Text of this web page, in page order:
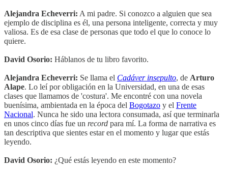
Alejandra Echeverri: A mi padre. Si conozco a alguien que sea
ejemplo de disciplina es él, una persona inteligente, correcta y muy
valiosa. Es de esa clase de personas que todo el que lo conoce lo
quiere.
David Osorio: Háblanos de tu libro favorito.
Alejandra Echeverri: Se llama el Cadáver insepulto, de Arturo
Alape. Lo leí por obligación en la Universidad, en una de esas
clases que llamamos de 'costura'. Me encontré con una novela
buenísima, ambientada en la época del Bogotazo y el Frente
Nacional. Nunca he sido una lectora consumada, así que terminarla
en unos cinco días fue un record para mí. La forma de narrativa es
tan descriptiva que sientes estar en el momento y lugar que estás
leyendo.
David Osorio: ¿Qué estás leyendo en este momento?